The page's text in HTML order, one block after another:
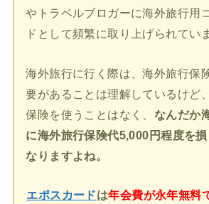
やトラベルブロガーに海外旅行用
ドとして頻繁に取り上げられてい
海外旅行に行く際は、海外旅行保
要があることは理解しているけど
保険を使うことはなく、 なんだか
に海外旅行保険代5,000円程度を
なりますよね。
エポスカードは年会費が永年無料